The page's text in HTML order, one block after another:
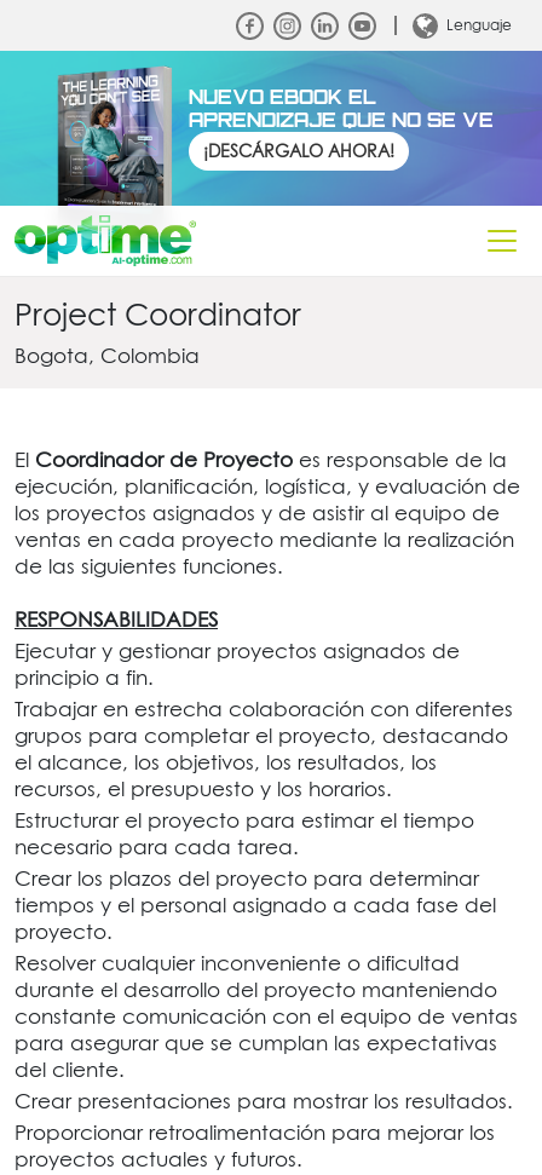
Lenguaje
NUEVO EBOOK EL
APRENDIZAJE QUE NO SE VE
¡DESCÁRGALO AHORA!
Project Coordinator
Bogota, Colombia
El Coordinador de Proyecto es responsable de la
ejecución, planificación, logística, y evaluación de
los proyectos asignados y de asistir al equipo de
ventas en cada proyecto mediante la realización
de las siguientes funciones.
RESPONSABILIDADES
Ejecutar y gestionar proyectos asignados de
principio a fin.
Trabajar en estrecha colaboración con diferentes
grupos para completar el proyecto, destacando
el alcance, los objetivos, los resultados, los
recursos, el presupuesto y los horarios.
Estructurar el proyecto para estimar el tiempo
necesario para cada tarea.
Crear los plazos del proyecto para determinar
tiempos y el personal asignado a cada fase del
proyecto.
Resolver cualquier inconveniente o dificultad
durante el desarrollo del proyecto manteniendo
constante comunicación con el equipo de ventas
para asegurar que se cumplan las expectativas
del cliente.
Crear presentaciones para mostrar los resultados.
Proporcionar retroalimentación para mejorar los
proyectos actuales y futuros.